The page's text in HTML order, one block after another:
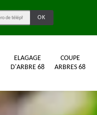
ELAGAGE
D'ARBRE 68
COUPE
ARBRES 68